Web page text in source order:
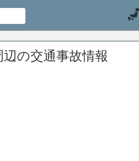
の交通事故情報